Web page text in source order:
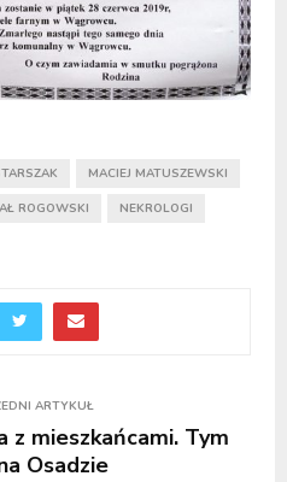
MACIEJ MATUSZEWSKI
ROGOWSKI NEKROLOGI
ARTYKUŁ
z mieszkańcami. Tym
Osadzie